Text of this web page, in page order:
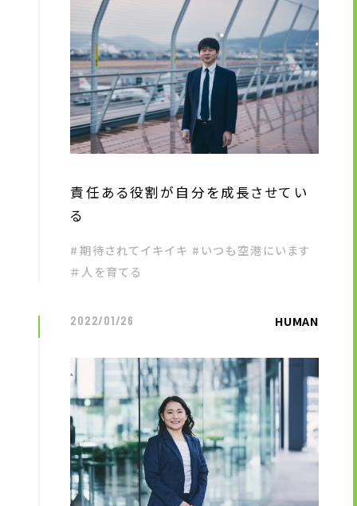
責任ある役割が自分を成長させてい
る
#期待されてイキイキ #いつも空港にいます
＃人を育てる
HUMAN
2022/01/26